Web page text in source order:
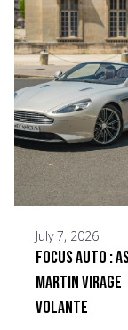
July 7, 2026
Focus Auto :
Martin Virage
Volante